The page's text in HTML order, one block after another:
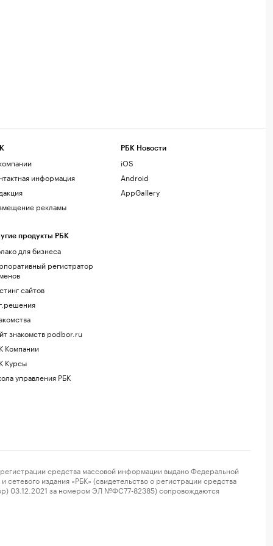
информация
рекламы
продукты РБК
для бизнеса
регистратор
сайтов
знакомств podbor.ru
Компании
Курсы
управления РБК
РБК Новости
iOS
Android
AppGallery
средства массовой информации выдано Федеральной
издания «РБК» (свидетельство о регистрации средства
03.12.2021 за номером ЭЛ №ФС77-82385) сопровождаются